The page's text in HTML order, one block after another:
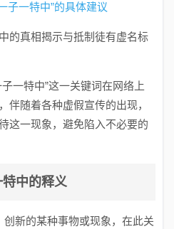
子一特中”的具体建议
的真相揭示与抵制徒有虚名标
一特中”这一关键词在网络上
伴随着各种虚假宣传的出现，
这一现象，避免陷入不必要的
中的释义
新的某种事物或现象，在此关